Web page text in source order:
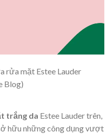
rửa mặt Estee Lauder
Blog)
trắng da Estee Lauder trên,
hữu những công dụng vượt